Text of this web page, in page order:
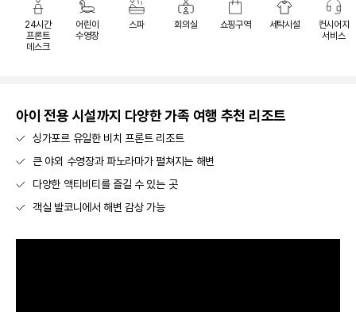
24시간
프론트
데스크
어린이
수영장
스파 회의실 쇼핑구역 세탁시설
컨시어지
서비스
아이 전용 시설까지 다양한 가족 여행 추천 리조트
싱가포르 유일한 비치 프론트 리조트
큰 야외 수영장과 파노라마가 펼쳐지는 해변
다양한 액티비티를 즐길 수 있는 곳
객실 발코니에서 해변 감상 가능